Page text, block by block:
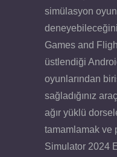
simülasyon
Games and
üstlendiği
oyunlarından
sağladığınız
ağır yüklü
tamamlamak ve
Simulator 2024